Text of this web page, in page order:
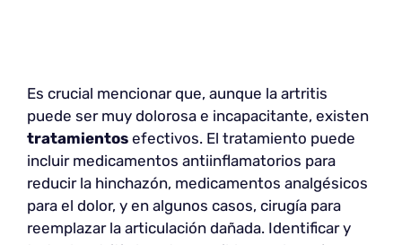
Es crucial mencionar que, aunque la artritis
puede ser muy dolorosa e incapacitante, existen
tratamientos efectivos. El tratamiento puede
incluir medicamentos antiinflamatorios para
reducir la hinchazón, medicamentos analgésicos
para el dolor, y en algunos casos, cirugía para
reemplazar la articulación dañada. Identificar y